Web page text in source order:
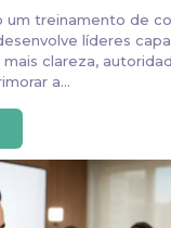
um treinamento de
líderes
clareza,
a...